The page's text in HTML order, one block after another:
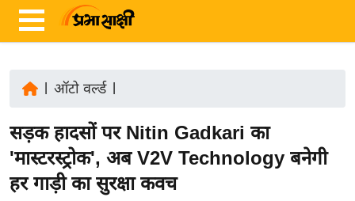
ज़ा
ख
र
ऑटो वर्ल्ड|
सड़क हादसों पर Nitin Gadkari का
'मास्टरस्ट्रोक', अब V2V Technology बनेगी
हर गाड़ी का सुरक्षा कवच